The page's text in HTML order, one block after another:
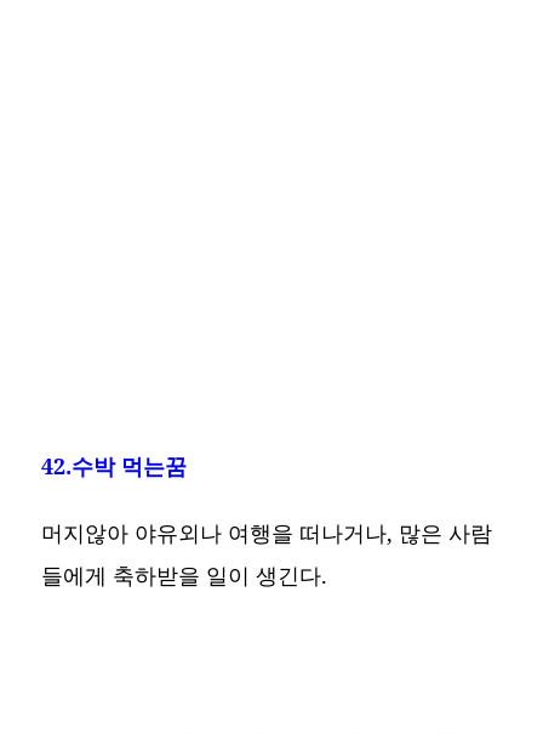
42.수박 먹는꿈
머지않아 야유외나 여행을 떠나거나, 많은 사람
들에게 축하받을 일이 생긴다.